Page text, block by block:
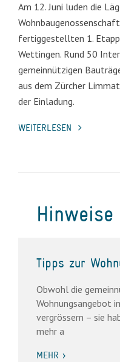
Am 12. Juni luden die
fertiggestellten 1.
Wettingen. Rund 50
gemeinnützigen
aus dem Zürcher
der Einladung.
WEITERLESEN
Hinweise
Tipps zur
Obwohl die
Wohnungsangebot
vergrössern – sie
mehr a
MEHR >